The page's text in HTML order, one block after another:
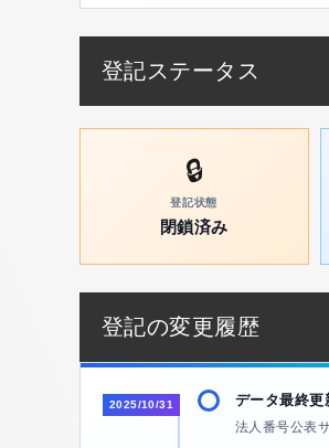
登記ステータス
🔒
登記状態
閉鎖済み
登記の変更履歴
2025/10/31 データ最終更
法人番号公表